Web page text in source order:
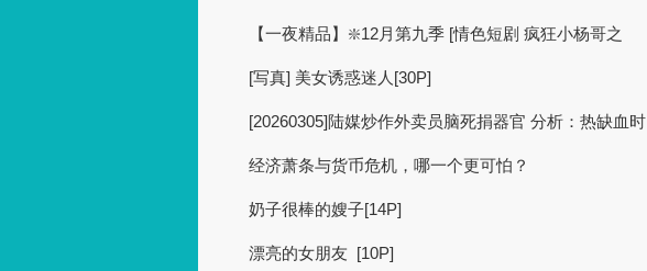
【一夜精品】❇️12月第九季 [情色短剧 疯狂小杨哥之
[写真] 美女诱惑迷人[30P]
[20260305]陆媒炒作外卖员脑死捐器官 分析：热缺血时
经济萧条与货币危机，哪一个更可怕？
奶子很棒的嫂子[14P]
漂亮的女朋友 [10P]